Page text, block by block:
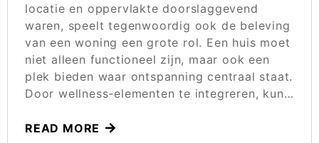
locatie en oppervlakte doorslaggevend
waren, speelt tegenwoordig ook de beleving
van een woning een grote rol. Een huis moet
niet alleen functioneel zijn, maar ook een
plek bieden waar ontspanning centraal staat.
Door wellness-elementen te integreren, kun…
READ MORE